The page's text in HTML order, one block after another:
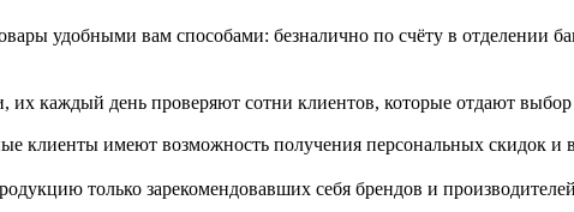
удобными вам способами: безналично по счёту в отделении
каждый день проверяют сотни клиентов, которые отдают
клиенты имеют возможность получения персональных скидок и
только зарекомендовавших себя брендов и